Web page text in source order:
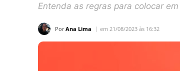
Entenda as regras para colocar
Por Ana Lima em 21/08/2023 às 16:32